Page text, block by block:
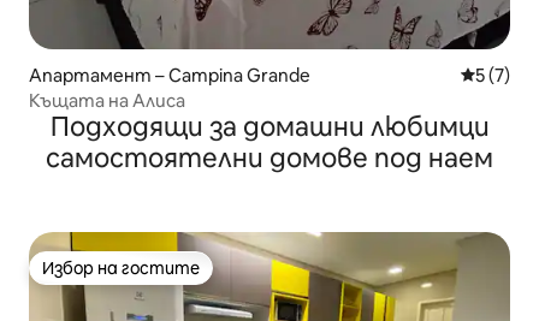
Апартамент – Campina Grande Средна
5 (7)
Къщата на Алиса
Подходящи за домашни любимци
самостоятелни домове под наем
Избор на гостите
Избор на гостите